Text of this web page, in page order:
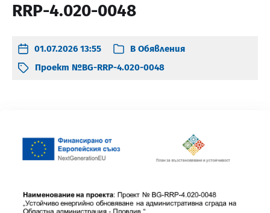
RRP-4.020-0048
01.07.2026 13:55 В Обявления
Проект №BG-RRP-4.020-0048